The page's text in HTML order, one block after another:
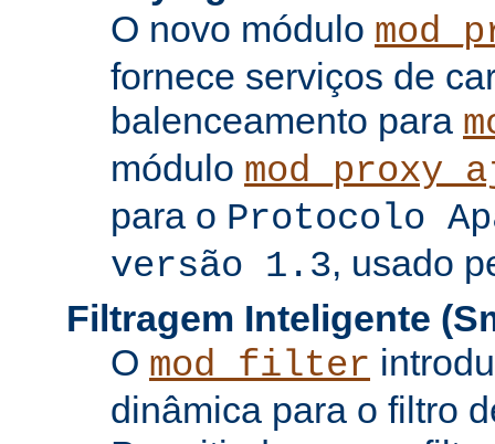
O novo módulo
fornece serviços de
balenceamento para
módulo
para o Protocolo
versão 1.3, usado
Filtragem Inteligente
O mod_filter
dinâmica para o filtro